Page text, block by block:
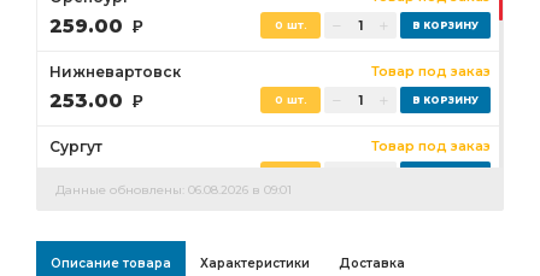
259.00 Р 0 шт.
Нижневартовск Товар под заказ
253.00 Р 0 шт.
Сургут Товар под заказ
Данные обновлены: 06.08.2026 в 09:01
Описание товара Характеристики Доставка